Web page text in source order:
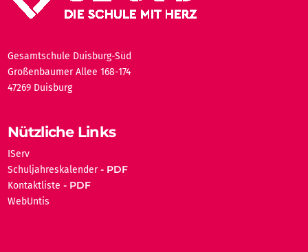
Gesamtschule Duisburg-Süd
Großenbaumer Allee 168-174
47269 Duisburg
Nützliche Links
IServ
Schuljahreskalender
Kontaktliste
WebUntis